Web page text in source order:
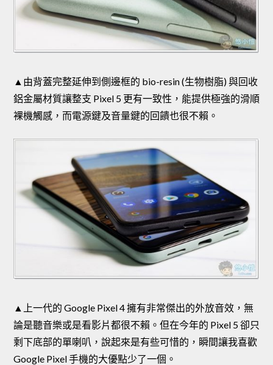
▲由背蓋完整延伸到側邊框的 bio-resin (生物樹脂) 與回收
鋁金屬材質讓整支 Pixel 5 更有一致性，能提供極強的滑順
裸機觸感，而電源鍵及音量鍵的回饋也很不賴。
▲上一代的 Google Pixel 4 擁有非常傑出的外放音效，無
論是聽音樂或是看影片都很不賴。但在今年的 Pixel 5 卻只
剩下底部的單喇叭，說起來是有些可惜的，瞬間讓我喜歡
Google Pixel 手機的大優點少了一個。